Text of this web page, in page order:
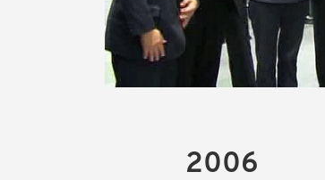
2006